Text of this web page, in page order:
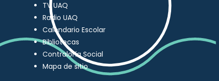
TV UAQ
Radio UAQ
Calendario Escolar
Bibliotecas
Contraloría Social
Mapa de sitio